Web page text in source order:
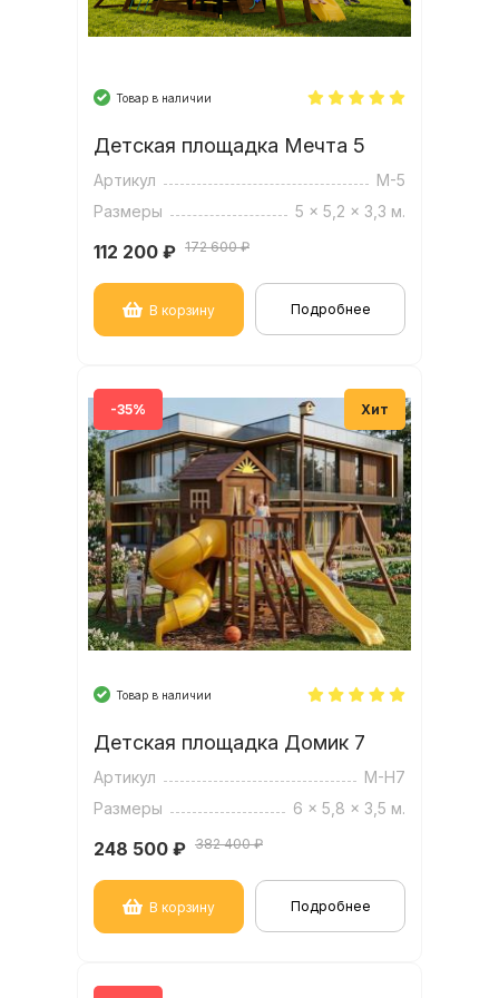
Товар в наличии
Детская площадка Мечта 5
Артикул
М-5
Размеры
5 x 5,2 x 3,3 м.
112 200 ₽ 172 600 ₽
В корзину Подробнее
-35% Хит
Товар в наличии
Детская площадка Домик 7
Артикул
M-H7
Размеры
6 x 5,8 x 3,5 м.
248 500 ₽ 382 400 ₽
В корзину Подробнее